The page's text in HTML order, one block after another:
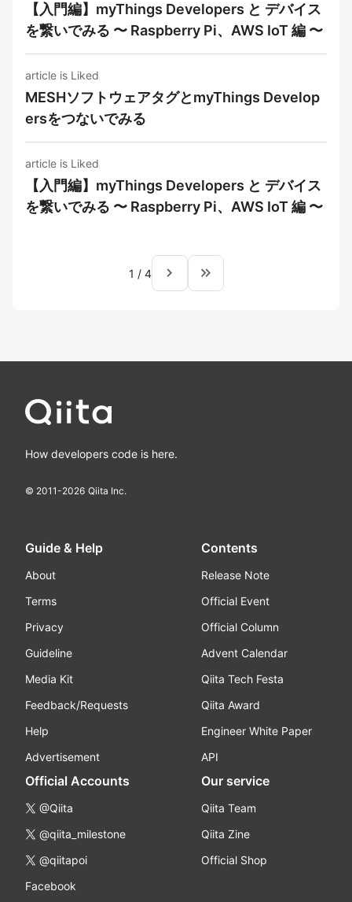
【入門編】myThings Developers と デバイス
を繋いでみる 〜 Raspberry Pi、AWS IoT 編 〜
article is Liked
MESHソフトウェアタグとmyThings Develop
ersをつないでみる
article is Liked
【入門編】myThings Developers と デバイス
を繋いでみる 〜 Raspberry Pi、AWS IoT 編 〜
1 / 4 navigate_next keyboard_double_arrow_right
How developers code is here.
© 2011-2026 Qiita Inc.
Guide & Help
About
Terms
Privacy
Guideline
Media Kit
Feedback/Requests
Help
Advertisement
Contents
Release Note
Official Event
Official Column
Advent Calendar
Qiita Tech Festa
Qiita Award
Engineer White Paper
API
Official Accounts
@Qiita
@qiita_milestone
@qiitapoi
Facebook
Our service
Qiita Team
Qiita Zine
Official Shop